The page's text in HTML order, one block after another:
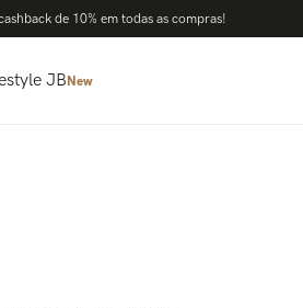
de 10% em todas as compras!
JBNew